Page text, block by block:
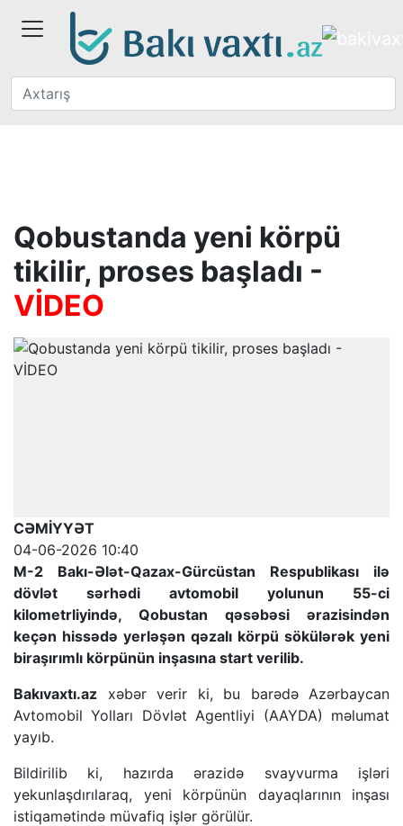
Qobustanda yeni körpü
tikilir, proses başladı -
VİDEO
CƏMİYYƏT
04-06-2026 10:40
M-2 Bakı-Ələt-Qazax-Gürcüstan Respublikası ilə
dövlət sərhədi avtomobil yolunun 55-ci
kilometrliyində, Qobustan qəsəbəsi ərazisindən
keçən hissədə yerləşən qəzalı körpü sökülərək yeni
biraşırımlı körpünün inşasına start verilib.
Bakıvaxtı.az xəbər verir ki, bu barədə Azərbaycan
Avtomobil Yolları Dövlət Agentliyi (AAYDA) məlumat
yayıb.
Bildirilib ki, hazırda ərazidə svayvurma işləri
yekunlaşdırılaraq, yeni körpünün dayaqlarının inşası
istiqamətində müvafiq işlər görülür.